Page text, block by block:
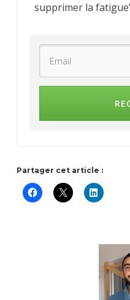
supprimer la
Partager cet article :